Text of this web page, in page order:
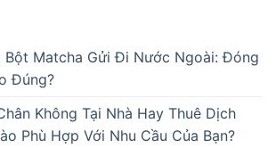
Bột Matcha Gửi Đi Nước Ngoài: Đóng
Đúng?
Không Tại Nhà Hay Thuê Dịch
Phù Hợp Với Nhu Cầu Của Bạn?